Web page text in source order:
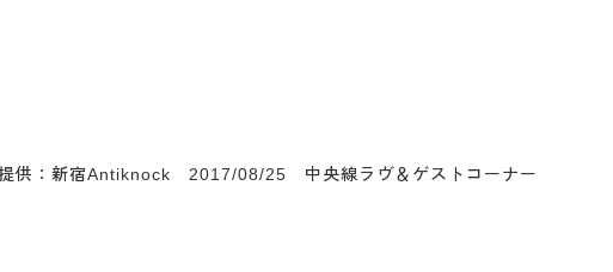
供：新宿Antiknock 2017/08/25 中央線ラヴ＆ゲストコーナー